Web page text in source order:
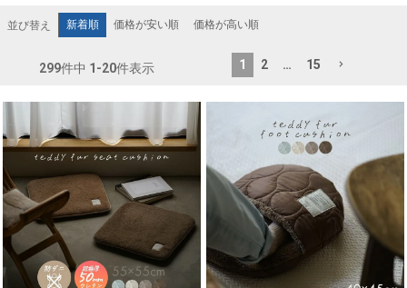
並び替え 新着順 価格が安い順 価格が高い順
299件中 1 -20件表示 1 2 … 15